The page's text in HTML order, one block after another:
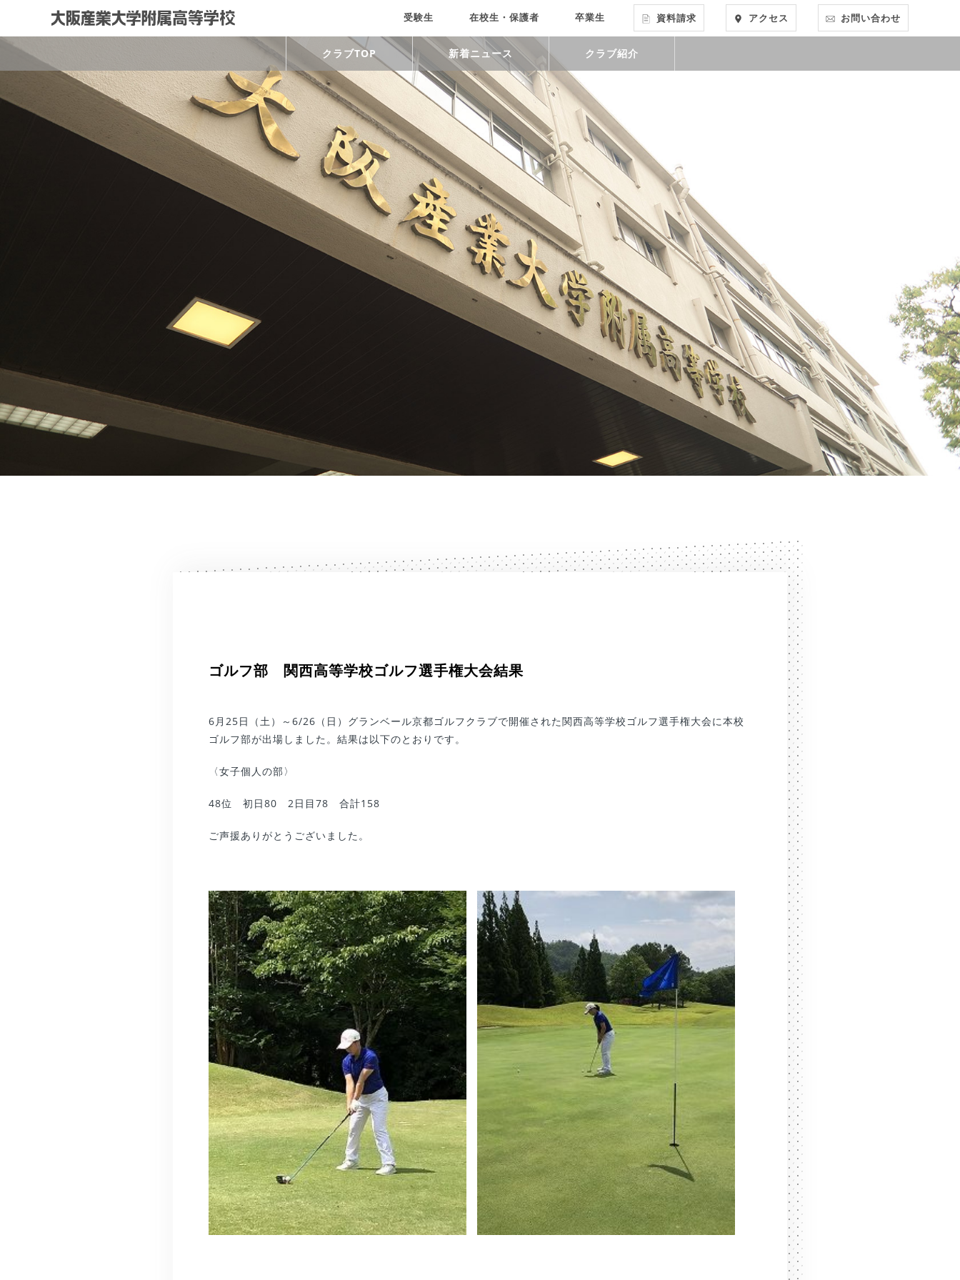
受験生 在校生・保護者 卒業生 資料請求 アクセス お問い合わせ
クラブTOP 新着ニュース クラブ紹介
ゴルフ部 関西高等学校ゴルフ選手権大会結果
6月25日（土）～6/26（日）グランベール京都ゴルフクラブで開催された関西高等学校ゴルフ選手権大会に本校
ゴルフ部が出場しました。結果は以下のとおりです。
〈女子個人の部〉
48位 初日80 2日目78 合計158
ご声援ありがとうございました。